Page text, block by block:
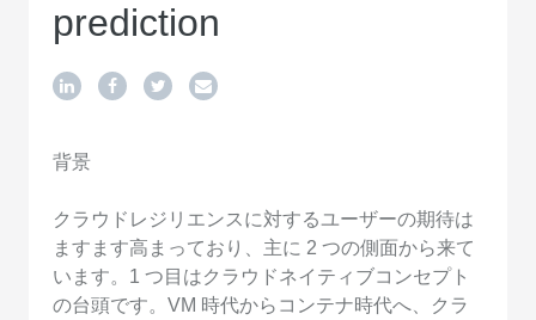
prediction
背景
クラウドレジリエンスに対するユーザーの期待は
ますます高まっており、主に 2 つの側面から来て
います。1 つ目はクラウドネイティブコンセプト
の台頭です。VM 時代からコンテナ時代へ、クラ